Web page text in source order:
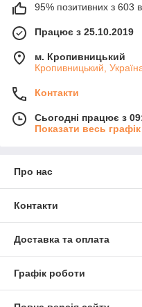
95% позитивних з 603
Працює з 25.10.2019
м. Кропивницький
Кропивницький,
Контакти
Сьогодні працює з
Показати весь
Про нас
Контакти
Доставка та оплата
Графік роботи